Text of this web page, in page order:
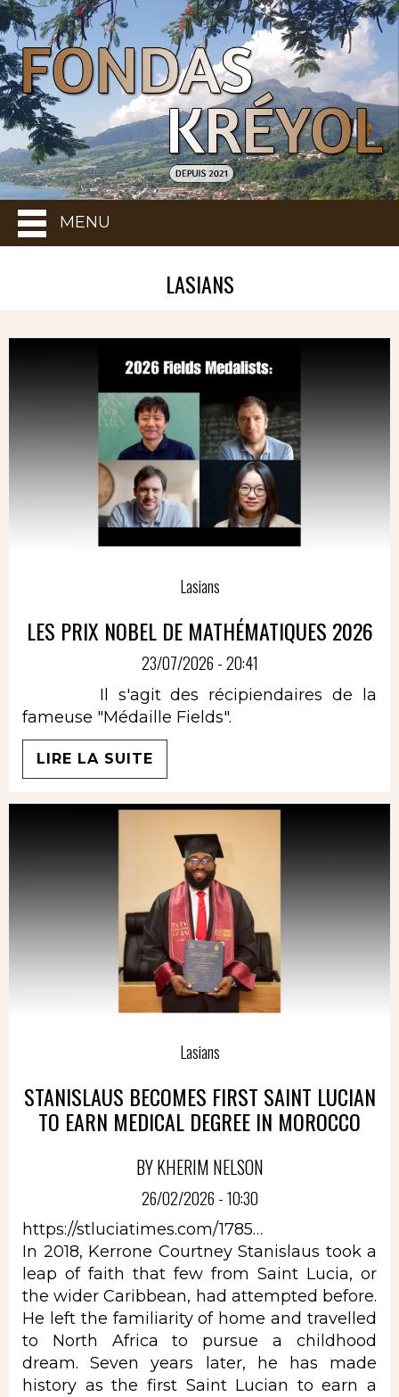
MENU
LASIANS
Lasians
LES PRIX NOBEL DE MATHÉMATIQUES 2026
23/07/2026 - 20:41
Il s'agit des récipiendaires de la
fameuse "Médaille Fields".
LIRE LA SUITE
Lasians
STANISLAUS BECOMES FIRST SAINT LUCIAN
TO EARN MEDICAL DEGREE IN MOROCCO
BY KHERIM NELSON
26/02/2026 - 10:30
https://stluciatimes.com/1785…
In 2018, Kerrone Courtney Stanislaus took a
leap of faith that few from Saint Lucia, or
the wider Caribbean, had attempted before.
He left the familiarity of home and travelled
to North Africa to pursue a childhood
dream. Seven years later, he has made
history as the first Saint Lucian to earn a